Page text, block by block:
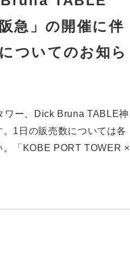
急」の開催に伴
ついてのお知ら
ワー、Dick Bruna TABLE神
1日の販売数については各
「KOBE PORT TOWER ×